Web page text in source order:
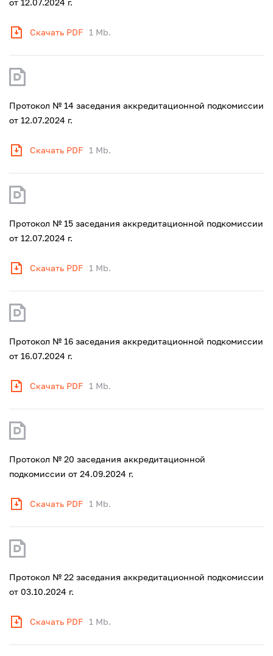
от 12.07.2024 г.
Скачать PDF 1 Mb.
Протокол № 14 заседания аккредитационной подкомиссии
от 12.07.2024 г.
Скачать PDF 1 Mb.
Протокол № 15 заседания аккредитационной подкомиссии
от 12.07.2024 г.
Скачать PDF 1 Mb.
Протокол № 16 заседания аккредитационной подкомиссии
от 16.07.2024 г.
Скачать PDF 1 Mb.
Протокол № 20 заседания аккредитационной
подкомиссии от 24.09.2024 г.
Скачать PDF 1 Mb.
Протокол № 22 заседания аккредитационной подкомиссии
от 03.10.2024 г.
Скачать PDF 1 Mb.